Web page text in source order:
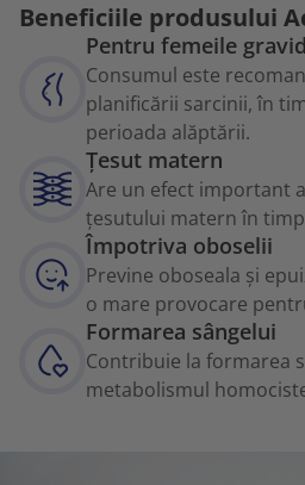
Beneficiile produsului
Pentru femeile
Consumul este
planificării sarcinii, în
perioada alăptării.
Țesut matern
Are un efect important
țesutului matern în
Împotriva oboselii
Previne oboseala și
o mare provocare
Formarea sângelui
Contribuie la formarea
metabolismul